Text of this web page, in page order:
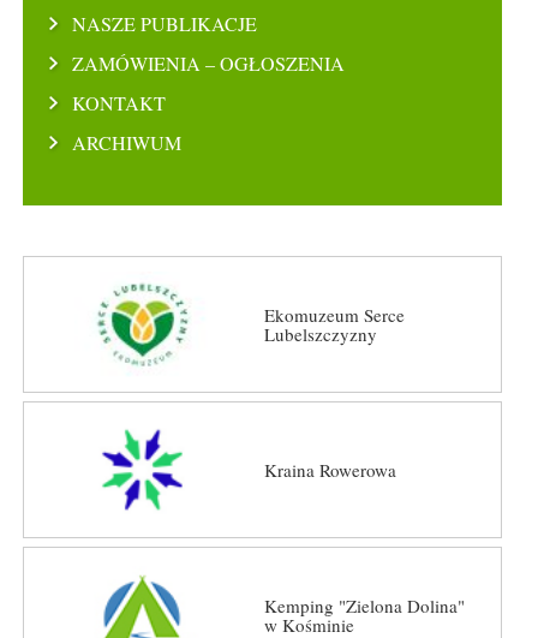
NASZE PUBLIKACJE
ZAMÓWIENIA – OGŁOSZENIA
KONTAKT
ARCHIWUM
Ekomuzeum Serce
Lubelszczyzny
Kraina Rowerowa
Kemping "Zielona Dolina"
w Kośminie